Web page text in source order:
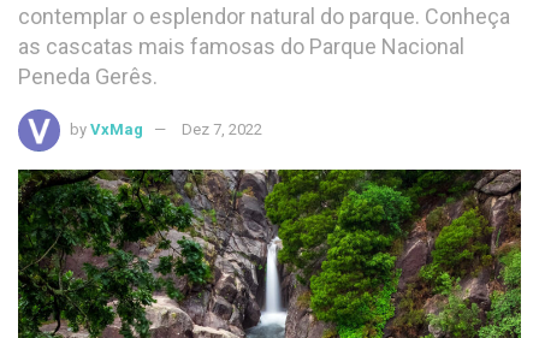
contemplar o esplendor natural do parque. Conheça
as cascatas mais famosas do Parque Nacional
Peneda Gerês.
by VxMag Dez 7, 2022